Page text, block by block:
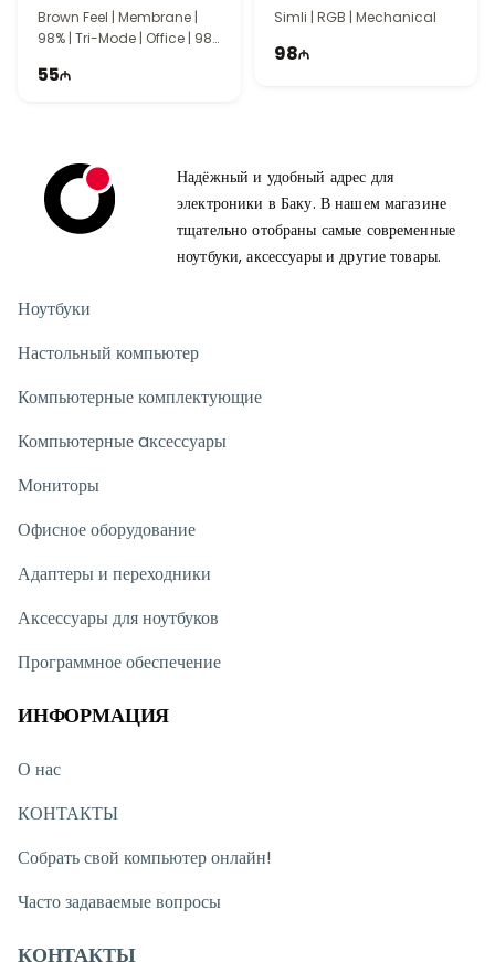
Brown Feel | Membrane |
98% | Tri-Mode | Office | 98
55
Simli | RGB | Mechanical
98
Надёжный и удобный адрес для
электроники в Баку. В нашем магазине
тщательно отобраны самые современные
ноутбуки, аксессуары и другие товары.
Ноутбуки
Настольный компьютер
Компьютерные комплектующие
Компьютерные aксессуары
Мониторы
Офисное оборудование
Адаптеры и переходники
Аксессуары для ноутбуков
Программное обеспечение
ИНФОРМАЦИЯ
О нас
КОНТАКТЫ
Собрать свой компьютер онлайн!
Часто задаваемые вопросы
КОНТАКТЫ